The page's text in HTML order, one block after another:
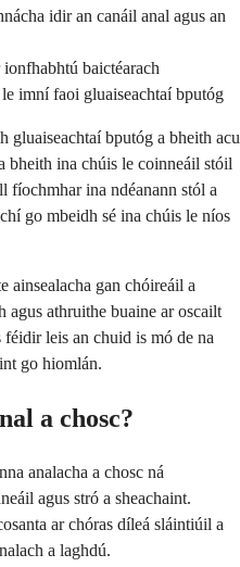
idir an canáil anal agus an
baictéarach
imní faoi gluaiseachtaí bputóg
gluaiseachtaí bputóg a bheith acu
bheith ina chúis le coinneáil stóil
fíochmhar ina ndéanann stól a
go mbeidh sé ina chúis le níos
ainsealacha gan chóireáil a
agus athruithe buaine ar oscailt
leis an chuid is mó de na
go hiomlán.
a chosc?
analacha a chosc ná
agus stró a sheachaint.
ar chóras díleá sláintiúil a
a laghdú.